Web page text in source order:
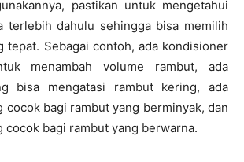
pastikan untuk mengetahui
terlebih dahulu sehingga bisa memilih
tepat. Sebagai contoh, ada kondisioner
menambah volume rambut, ada
bisa mengatasi rambut kering, ada
cocok bagi rambut yang berminyak, dan
cocok bagi rambut yang berwarna.